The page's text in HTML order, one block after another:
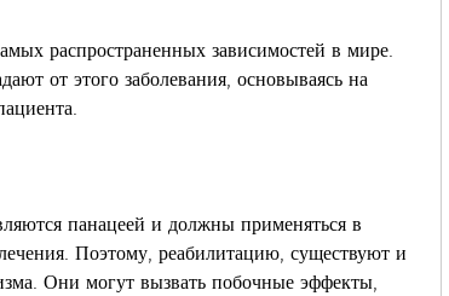
распространенных зависимостей в мире.
от этого заболевания, основываясь на
панацеей и должны применяться в
Поэтому, реабилитацию, существуют и
Они могут вызвать побочные эффекты,